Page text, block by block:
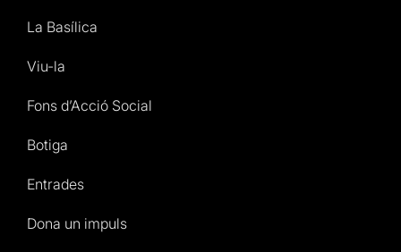
La Basílica
Viu-la
Fons d’Acció Social
Botiga
Entrades
Dona un impuls